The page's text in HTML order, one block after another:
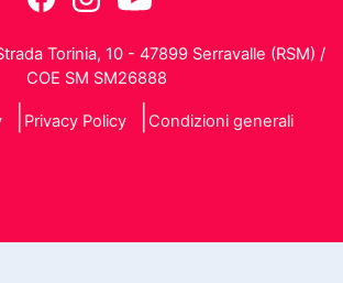
Torinia, 10 - 47899 Serravalle (RSM) /
COE SM SM26888
Privacy Policy Condizioni generali